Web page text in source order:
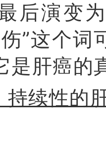
后演变
”这个
是肝癌的
持续性的